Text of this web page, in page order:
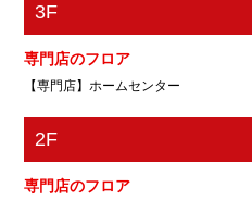
カーブスLIVINオズ大泉
スポーツクラブ
電話番号
Green Parks topic
レディスウェア
ホームページ
3F
専門店のフロア
【専門店】ホームセンター
カインズ
ホームセンター
2F
専門店のフロア